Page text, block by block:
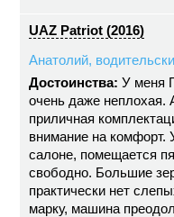
UAZ Patriot (2016)
Анатолий,
Достоинства: У меня
очень даже неплохая.
приличная
внимание на комфорт.
салоне, помещается
свободно. Большие
практически нет
марку, машина